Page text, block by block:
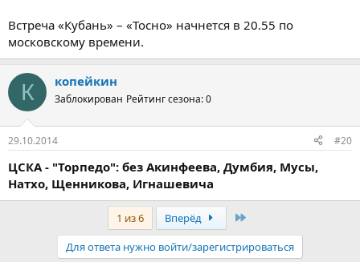
Встреча «Кубань» – «Тосно» начнется в 20.55 по
московскому времени.
К копейкин
Заблокирован Рейтинг сезона: 0
29.10.2014 #20
ЦСКА - "Торпедо": без Акинфеева, Думбия, Мусы,
Натхо, Щенникова, Игнашевича
1 из 6 Вперёд
Для ответа нужно войти/зарегистрироваться